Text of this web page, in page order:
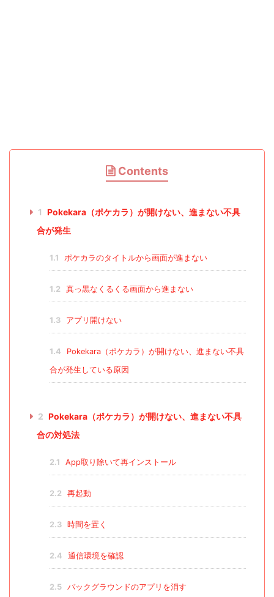
Contents
1 Pokekara（ポケカラ）が開けない、進まない不具
合が発生
1.1 ポケカラのタイトルから画面が進まない
1.2 真っ黒なくるくる画面から進まない
1.3 アプリ開けない
1.4
Pokekara（ポケカラ）が開けない、進まない不具
合が発生している原因
2 Pokekara（ポケカラ）が開けない、進まない不具
合の対処法
2.1 App取り除いて再インストール
2.2 再起動
2.3 時間を置く
2.4 通信環境を確認
2.5 バックグラウンドのアプリを消す